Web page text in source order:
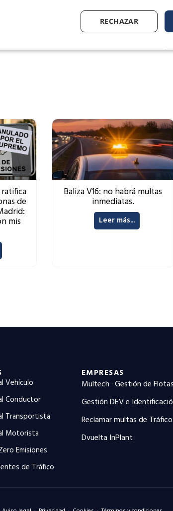
de
mis
Baliza V16: no habrá multas
inmediatas.
Leer más...
Vehículo
Conductor
Transportista
Motorista
Emisiones
de Tráfico
EMPRESAS
Multech · Gestión de Flotas
Gestión DEV e
Reclamar multas de
Dvuelta InPlant
RECHAZAR